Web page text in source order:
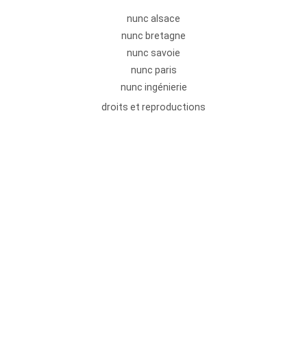
nunc alsace
nunc bretagne
nunc savoie
nunc paris
nunc ingénierie
droits et reproductions